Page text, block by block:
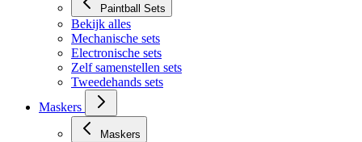
Paintball Sets
Bekijk alles
Mechanische sets
Electronische sets
Zelf samenstellen sets
Tweedehands sets
Maskers
Maskers